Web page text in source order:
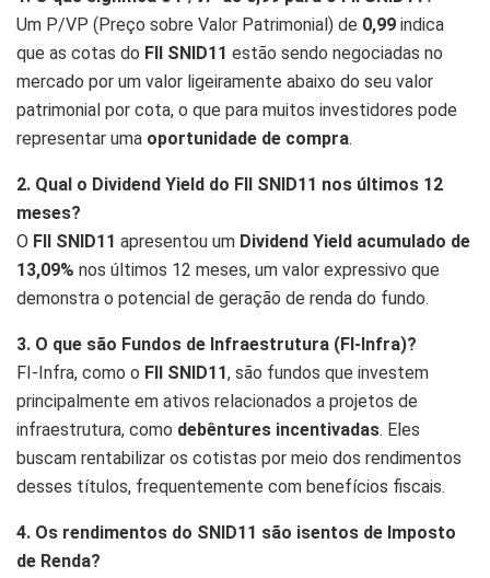
Um P/VP (Preço sobre Valor Patrimonial) de 0,99 indica
que as cotas do FII SNID11 estão sendo negociadas no
mercado por um valor ligeiramente abaixo do seu valor
patrimonial por cota, o que para muitos investidores pode
representar uma oportunidade de compra.
2. Qual o Dividend Yield do FII SNID11 nos últimos 12
meses?
O FII SNID11 apresentou um Dividend Yield acumulado de
13,09% nos últimos 12 meses, um valor expressivo que
demonstra o potencial de geração de renda do fundo.
3. O que são Fundos de Infraestrutura (FI-Infra)?
FI-Infra, como o FII SNID11, são fundos que investem
principalmente em ativos relacionados a projetos de
infraestrutura, como debêntures incentivadas. Eles
buscam rentabilizar os cotistas por meio dos rendimentos
desses títulos, frequentemente com benefícios fiscais.
4. Os rendimentos do SNID11 são isentos de Imposto
de Renda?